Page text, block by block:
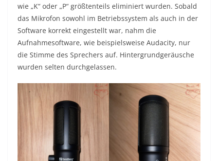
wie „K“ oder „P“ größtenteils eliminiert wurden. Sobald
das Mikrofon sowohl im Betriebssystem als auch in der
Software korrekt eingestellt war, nahm die
Aufnahmesoftware, wie beispielsweise Audacity, nur
die Stimme des Sprechers auf. Hintergrundgeräusche
wurden selten durchgelassen.